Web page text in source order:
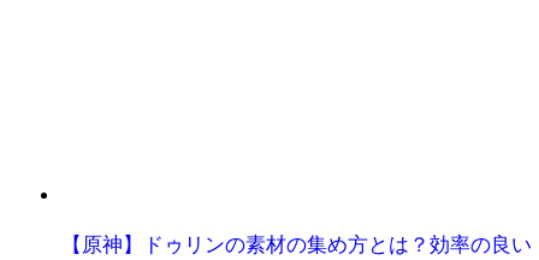
【原神】ドゥリンの素材の集め方とは？効率の良い